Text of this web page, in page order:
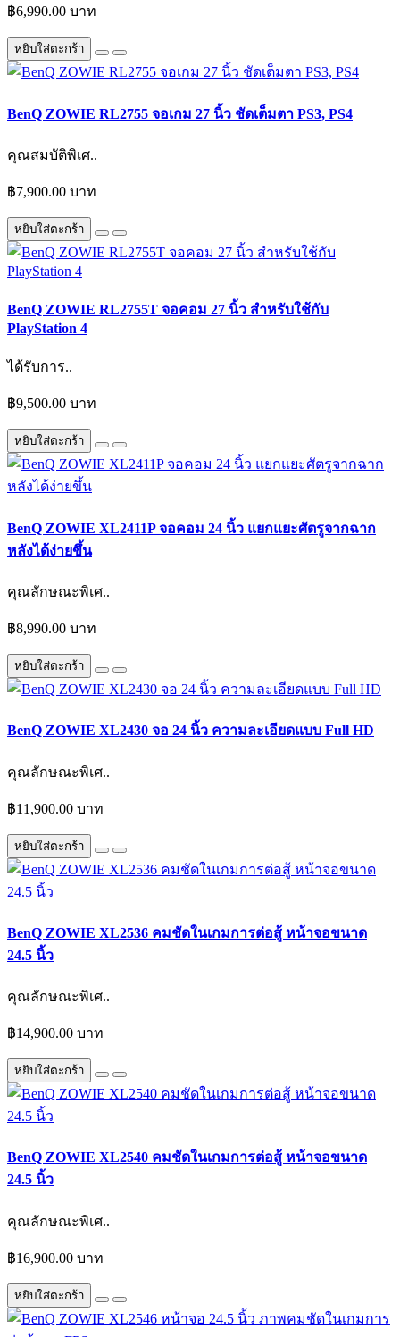
฿6,990.00 บาท
หยิบใส่ตะกร้า
BenQ ZOWIE RL2755 จอเกม 27 นิ้ว ชัดเต็มตา PS3, PS4
คุณสมบัติพิเศ..
฿7,900.00 บาท
หยิบใส่ตะกร้า
BenQ ZOWIE RL2755T จอคอม 27 นิ้ว สำหรับใช้กับ
PlayStation 4
ได้รับการ..
฿9,500.00 บาท
หยิบใส่ตะกร้า
BenQ ZOWIE XL2411P จอคอม 24 นิ้ว แยกแยะศัตรูจากฉาก
หลังได้ง่ายขึ้น
คุณลักษณะพิเศ..
฿8,990.00 บาท
หยิบใส่ตะกร้า
BenQ ZOWIE XL2430 จอ 24 นิ้ว ความละเอียดแบบ Full HD
คุณลักษณะพิเศ..
฿11,900.00 บาท
หยิบใส่ตะกร้า
BenQ ZOWIE XL2536 คมชัดในเกมการต่อสู้ หน้าจอขนาด
24.5 นิ้ว
คุณลักษณะพิเศ..
฿14,900.00 บาท
หยิบใส่ตะกร้า
BenQ ZOWIE XL2540 คมชัดในเกมการต่อสู้ หน้าจอขนาด
24.5 นิ้ว
คุณลักษณะพิเศ..
฿16,900.00 บาท
หยิบใส่ตะกร้า